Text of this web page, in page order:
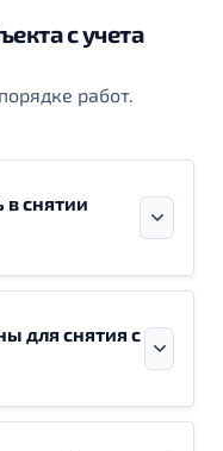
с учета
работ.
в снятии
для снятия с